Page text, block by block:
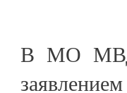
В МО МВД